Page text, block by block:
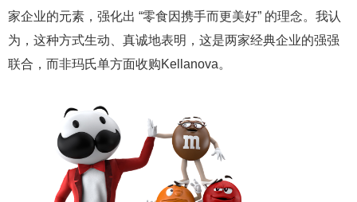
家企业的元素，强化出 “零食因携手而更美好” 的理念。我认
为，这种方式生动、真诚地表明，这是两家经典企业的强强
联合，而非玛氏单方面收购Kellanova。